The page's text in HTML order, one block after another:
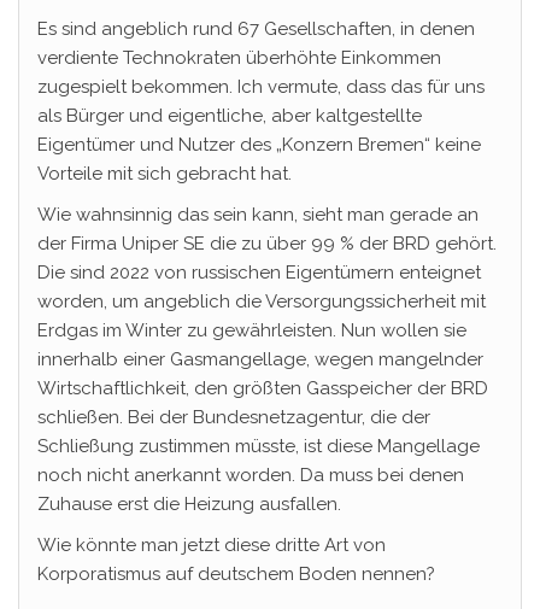
Es sind angeblich rund 67 Gesellschaften, in denen
verdiente Technokraten überhöhte Einkommen
zugespielt bekommen. Ich vermute, dass das für uns
als Bürger und eigentliche, aber kaltgestellte
Eigentümer und Nutzer des „Konzern Bremen“ keine
Vorteile mit sich gebracht hat.
Wie wahnsinnig das sein kann, sieht man gerade an
der Firma Uniper SE die zu über 99 % der BRD gehört.
Die sind 2022 von russischen Eigentümern enteignet
worden, um angeblich die Versorgungssicherheit mit
Erdgas im Winter zu gewährleisten. Nun wollen sie
innerhalb einer Gasmangellage, wegen mangelnder
Wirtschaftlichkeit, den größten Gasspeicher der BRD
schließen. Bei der Bundesnetzagentur, die der
Schließung zustimmen müsste, ist diese Mangellage
noch nicht anerkannt worden. Da muss bei denen
Zuhause erst die Heizung ausfallen.
Wie könnte man jetzt diese dritte Art von
Korporatismus auf deutschem Boden nennen?